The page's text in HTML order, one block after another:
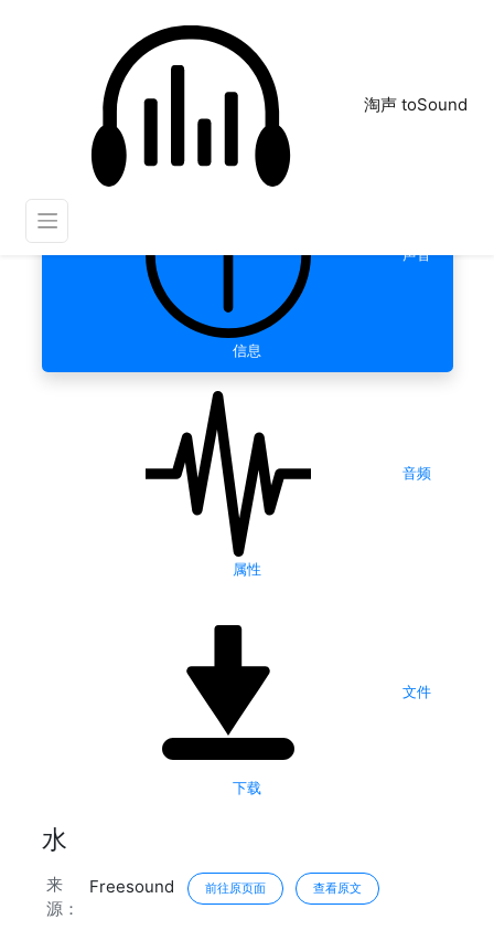
淘声 toSound
声音
信息
音频
属性
文件
下载
水
来
源：
Freesound 前往原页面 查看原文